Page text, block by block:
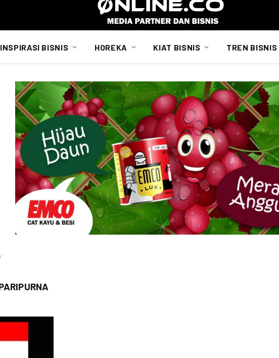
INSPIRASI BISNIS HOREKA KIAT BISNIS TREN BISNIS